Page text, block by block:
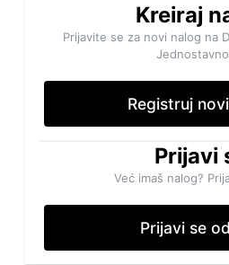
Kreiraj
Prijavite se za novi nalog na
Registruj
Prijavi
Već imaš nalog?
Prijavi se